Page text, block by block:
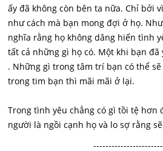
ấy đã không còn bên ta nữa. Chỉ bởi
như cách mà bạn mong đợi ở họ.
nghĩa rằng họ không dâng hiến tình
tất cả những gì họ có. Một khi bạn đã
. Những gì trong tâm trí bạn có thể
trong tim bạn thì mãi mãi ở lại.
Trong tình yêu chẳng có gì tồi tệ hơn
người là ngồi cạnh họ và lo sợ rằng